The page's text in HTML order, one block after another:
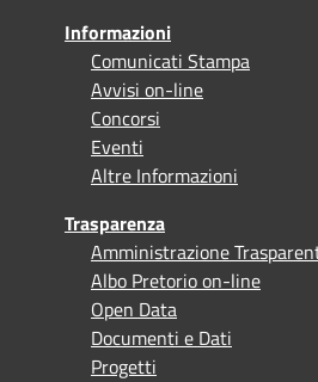
Informazioni
Comunicati Stampa
Avvisi on-line
Concorsi
Eventi
Altre Informazioni
Trasparenza
Amministrazione
Albo Pretorio on-line
Open Data
Documenti e Dati
Progetti